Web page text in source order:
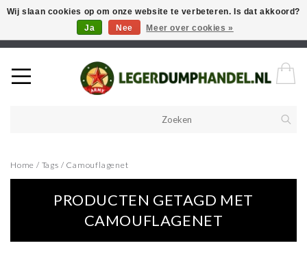
Welkom in onze webshop! Als u een product zoekt en deze niet kan
vinden in de webwinkel, neem vooral contact op!
Home / Tags / Camouflagenet
PRODUCTEN GETAGD MET
CAMOUFLAGENET
Wij slaan cookies op om onze website te verbeteren. Is dat akkoord?
Ja
Nee Meer over cookies »